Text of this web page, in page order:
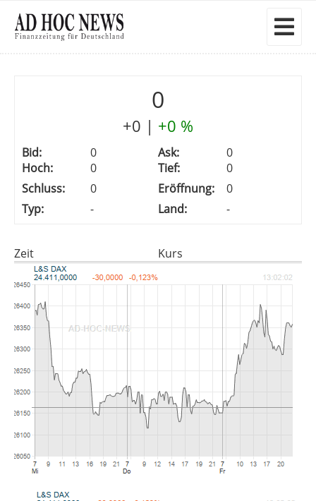
0
+0 | +0 %
Bid: 0 Ask:
0
Hoch:
0 Tief:
0
Schluss:
0 Eröffnung:
0
Typ:
- Land: -
Zeit Kurs